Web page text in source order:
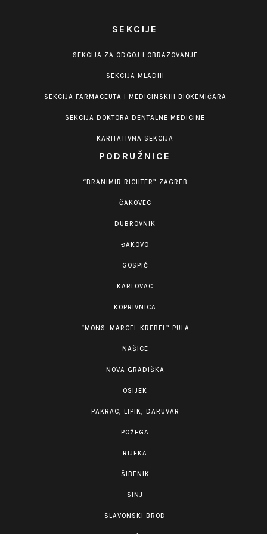
SEKCIJE
SEKCIJA ZA ODGOJ I OBRAZOVANJE
SEKCIJA MLADIH
SEKCIJA FARMACEUTA I MEDICINSKIH BIOKEMIČARA
SEKCIJA DOKTORA DENTALNE MEDICINE
KARITATIVNA SEKCIJA
PODRUŽNICE
“BRANIMIR RICHTER” ZAGREB
ČAKOVEC
DUBROVNIK
ĐAKOVO
GOSPIĆ
KARLOVAC
KOPRIVNICA
“MONS. MARCEL KREBEL” PULA
NAŠICE
NOVA GRADIŠKA
OSIJEK
PAKRAC, LIPIK, DARUVAR
POŽEGA
RIJEKA
ŠIBENIK
SINJ
SLAVONSKI BROD